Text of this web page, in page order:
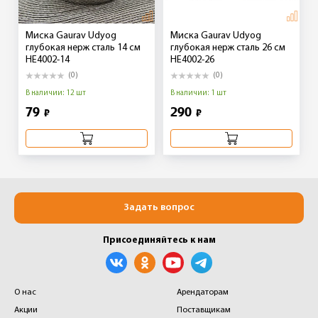
Миска Gaurav Udyog
глубокая нерж сталь 14 см
HE4002-14
(0)
В наличии: 12 шт
79 ₽
Миска Gaurav Udyog
глубокая нерж сталь 26 см
HE4002-26
(0)
В наличии: 1 шт
290 ₽
О нас
Акции
Арендаторам
Поставщикам
Задать вопрос
Присоединяйтесь к нам